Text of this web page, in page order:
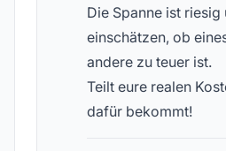
Die Spanne ist
einschätzen, ob
andere zu teuer ist.
Teilt eure realen
dafür bekommt!